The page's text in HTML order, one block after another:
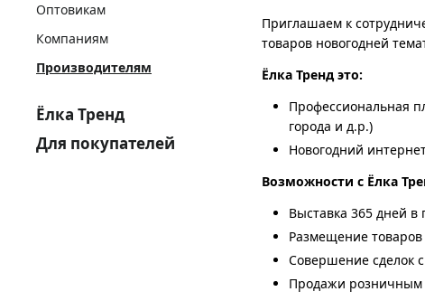
Оптовикам
Компаниям
Производителям
Ёлка Тренд
Для покупателей
Приглашаем к
товаров новогодней
Ёлка Тренд это:
Профессиональная
города и д.р.)
Новогодний
Возможности с Ёлка
Выставка 365 дней в
Размещение товаров
Совершение сделок
Продажи розничным